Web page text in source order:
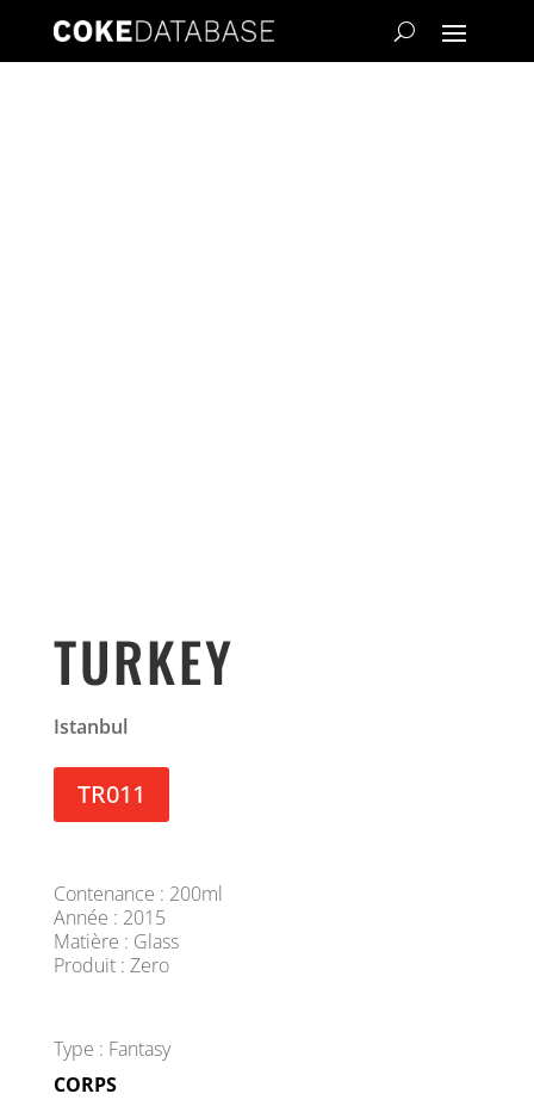
TURKEY
Istanbul
TR011
Contenance : 200ml
Année : 2015
Matière : Glass
Produit : Zero
Type : Fantasy
CORPS